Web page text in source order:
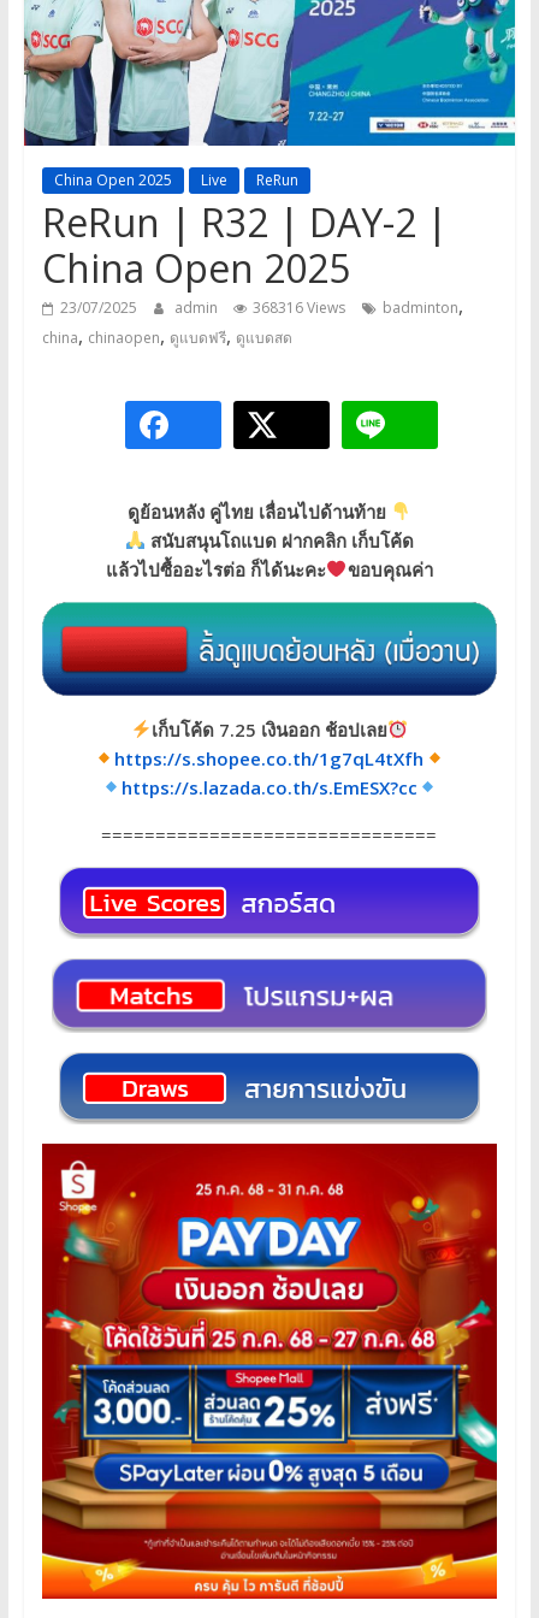
a
game,
It’s
my
life
China Open 2025 Live ReRun
ReRun | R32 | DAY-2 |
China Open 2025
23/07/2025 admin 368316 Views badminton,
china, chinaopen, ดูแบดฟรี, ดูแบดสด
ดูย้อนหลัง คู่ไทย เลื่อนไปด้านท้าย
สนับสนุนโถแบด ฝากคลิก เก็บโค้ด
แล้วไปซื้ออะไรต่อ ก็ได้นะคะ
ขอบคุณค่า
เก็บโค้ด 7.25 เงินออก ช้อปเลย
https://s.shopee.co.th/1g7qL4tXfh
https://s.lazada.co.th/s.EmESX?cc
===============================